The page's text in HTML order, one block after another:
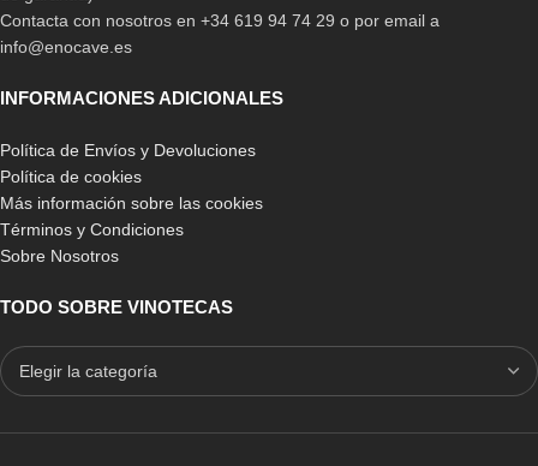
Contacta con nosotros en +34 619 94 74 29 o por email a
info@enocave.es
INFORMACIONES ADICIONALES
Política de Envíos y Devoluciones
Política de cookies
Más información sobre las cookies
Términos y Condiciones
Sobre Nosotros
TODO SOBRE VINOTECAS